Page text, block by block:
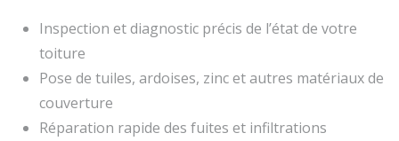
Inspection et diagnostic précis de l’état de votre
toiture
Pose de tuiles, ardoises, zinc et autres matériaux de
couverture
Réparation rapide des fuites et infiltrations